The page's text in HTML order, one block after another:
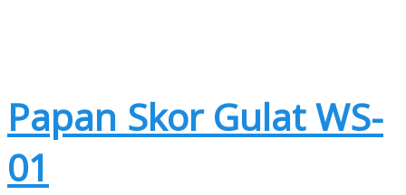
Papan Skor Gulat WS-
01